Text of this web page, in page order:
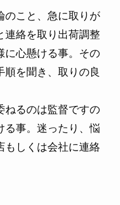
のこと、急に取りが
連絡を取り出荷調整
に心懸ける事。その
順を聞き、取りの良
ねるのは監督ですの
る事。迷ったり、悩
もしくは会社に連絡